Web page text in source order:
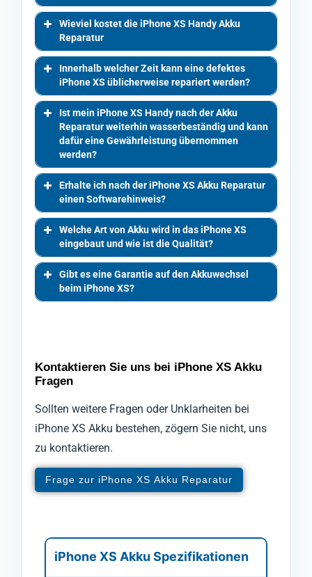
Wieviel kostet die iPhone XS Handy Akku
Reparatur
Innerhalb welcher Zeit kann eine defektes
iPhone XS üblicherweise repariert werden?
Ist mein iPhone XS Handy nach der Akku
Reparatur weiterhin wasserbeständig und kann
dafür eine Gewährleistung übernommen
werden?
Erhalte ich nach der iPhone XS Akku Reparatur
einen Softwarehinweis?
Welche Art von Akku wird in das iPhone XS
eingebaut und wie ist die Qualität?
Gibt es eine Garantie auf den Akkuwechsel
beim iPhone XS?
Kontaktieren Sie uns bei iPhone XS Akku
Fragen
Sollten weitere Fragen oder Unklarheiten bei
iPhone XS Akku bestehen, zögern Sie nicht, uns
zu kontaktieren.
Frage zur iPhone XS Akku Reparatur
iPhone XS Akku Spezifikationen